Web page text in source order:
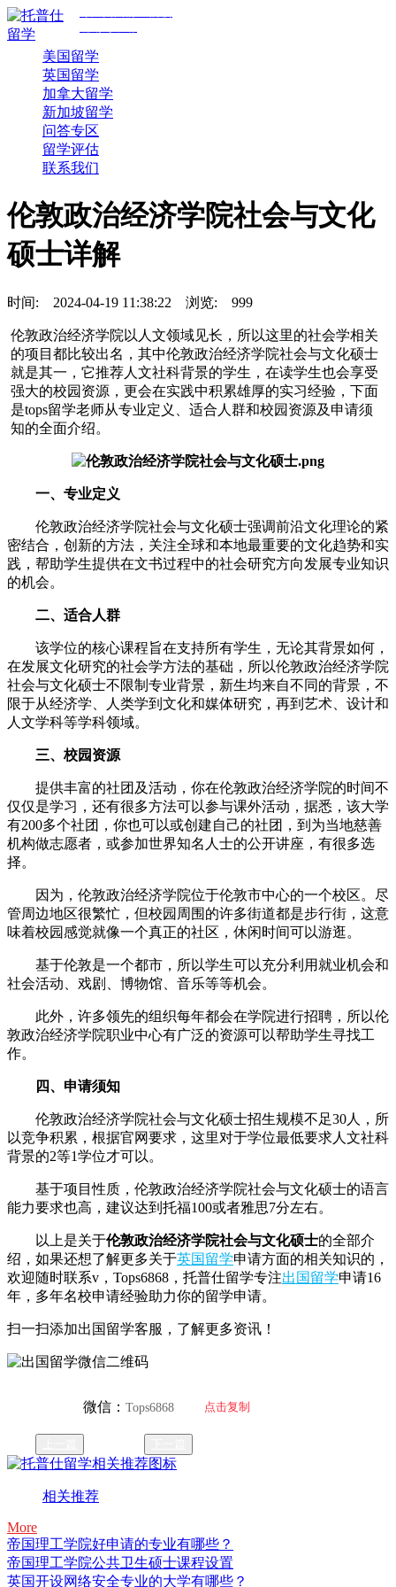
美国留学
英国留学
加拿大留学
新加坡留学
问答专区
留学评估
联系我们
伦敦政治经济学院社会与文化
硕士详解
时间: 2024-04-19 11:38:22 浏览: 999
伦敦政治经济学院以人文领域见长，所以这里的社会学相关
的项目都比较出名，其中伦敦政治经济学院社会与文化硕士
就是其一，它推荐人文社科背景的学生，在读学生也会享受
强大的校园资源，更会在实践中积累雄厚的实习经验，下面
是tops留学老师从专业定义、适合人群和校园资源及申请须
知的全面介绍。
一、专业定义
伦敦政治经济学院社会与文化硕士强调前沿文化理论的紧
密结合，创新的方法，关注全球和本地最重要的文化趋势和实
践，帮助学生提供在文书过程中的社会研究方向发展专业知识
的机会。
二、适合人群
该学位的核心课程旨在支持所有学生，无论其背景如何，
在发展文化研究的社会学方法的基础，所以伦敦政治经济学院
社会与文化硕士不限制专业背景，新生均来自不同的背景，不
限于从经济学、人类学到文化和媒体研究，再到艺术、设计和
人文学科等学科领域。
三、校园资源
提供丰富的社团及活动，你在伦敦政治经济学院的时间不
仅仅是学习，还有很多方法可以参与课外活动，据悉，该大学
有200多个社团，你也可以或创建自己的社团，到为当地慈善
机构做志愿者，或参加世界知名人士的公开讲座，有很多选
择。
因为，伦敦政治经济学院位于伦敦市中心的一个校区。尽
管周边地区很繁忙，但校园周围的许多街道都是步行街，这意
味着校园感觉就像一个真正的社区，休闲时间可以游逛。
基于伦敦是一个都市，所以学生可以充分利用就业机会和
社会活动、戏剧、博物馆、音乐等等机会。
此外，许多领先的组织每年都会在学院进行招聘，所以伦
敦政治经济学院职业中心有广泛的资源可以帮助学生寻找工
作。
四、申请须知
伦敦政治经济学院社会与文化硕士招生规模不足30人，所
以竞争积累，根据官网要求，这里对于学位最低要求人文社科
背景的2等1学位才可以。
基于项目性质，伦敦政治经济学院社会与文化硕士的语言
能力要求也高，建议达到托福100或者雅思7分左右。
以上是关于伦敦政治经济学院社会与文化硕士的全部介
绍，如果还想了解更多关于英国留学申请方面的相关知识的，
欢迎随时联系v，Tops6868，托普仕留学专注出国留学申请16
年，多年名校申请经验助力你的留学申请。
扫一扫添加出国留学客服，了解更多资讯！
微信：Tops6868 点击复制
相关推荐
More
帝国理工学院好申请的专业有哪些？
帝国理工学院公共卫生硕士课程设置
英国开设网络安全专业的大学有哪些？